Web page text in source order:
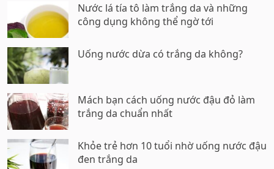
Nước lá tía tô làm trắng da và những
công dụng không thể ngờ tới
Uống nước dừa có trắng da không?
Mách bạn cách uống nước đậu đỏ làm
trắng da chuẩn nhất
Khỏe trẻ hơn 10 tuổi nhờ uống nước đậu
đen trắng da